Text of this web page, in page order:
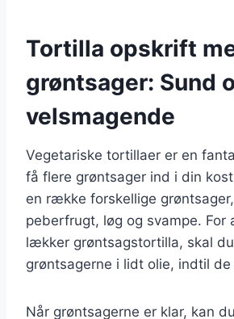
Tortilla opskrift
grøntsager: Sund
velsmagende
Vegetariske tortillaer er en
få flere grøntsager ind i din
en række forskellige
peberfrugt, løg og svampe. For
lækker grøntsagstortilla, skal
grøntsagerne i lidt olie, indtil de
Når grøntsagerne er klar, kan